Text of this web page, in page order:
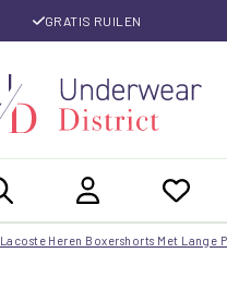
GRATIS RUILEN
Lacoste Heren Boxershorts Met Lange